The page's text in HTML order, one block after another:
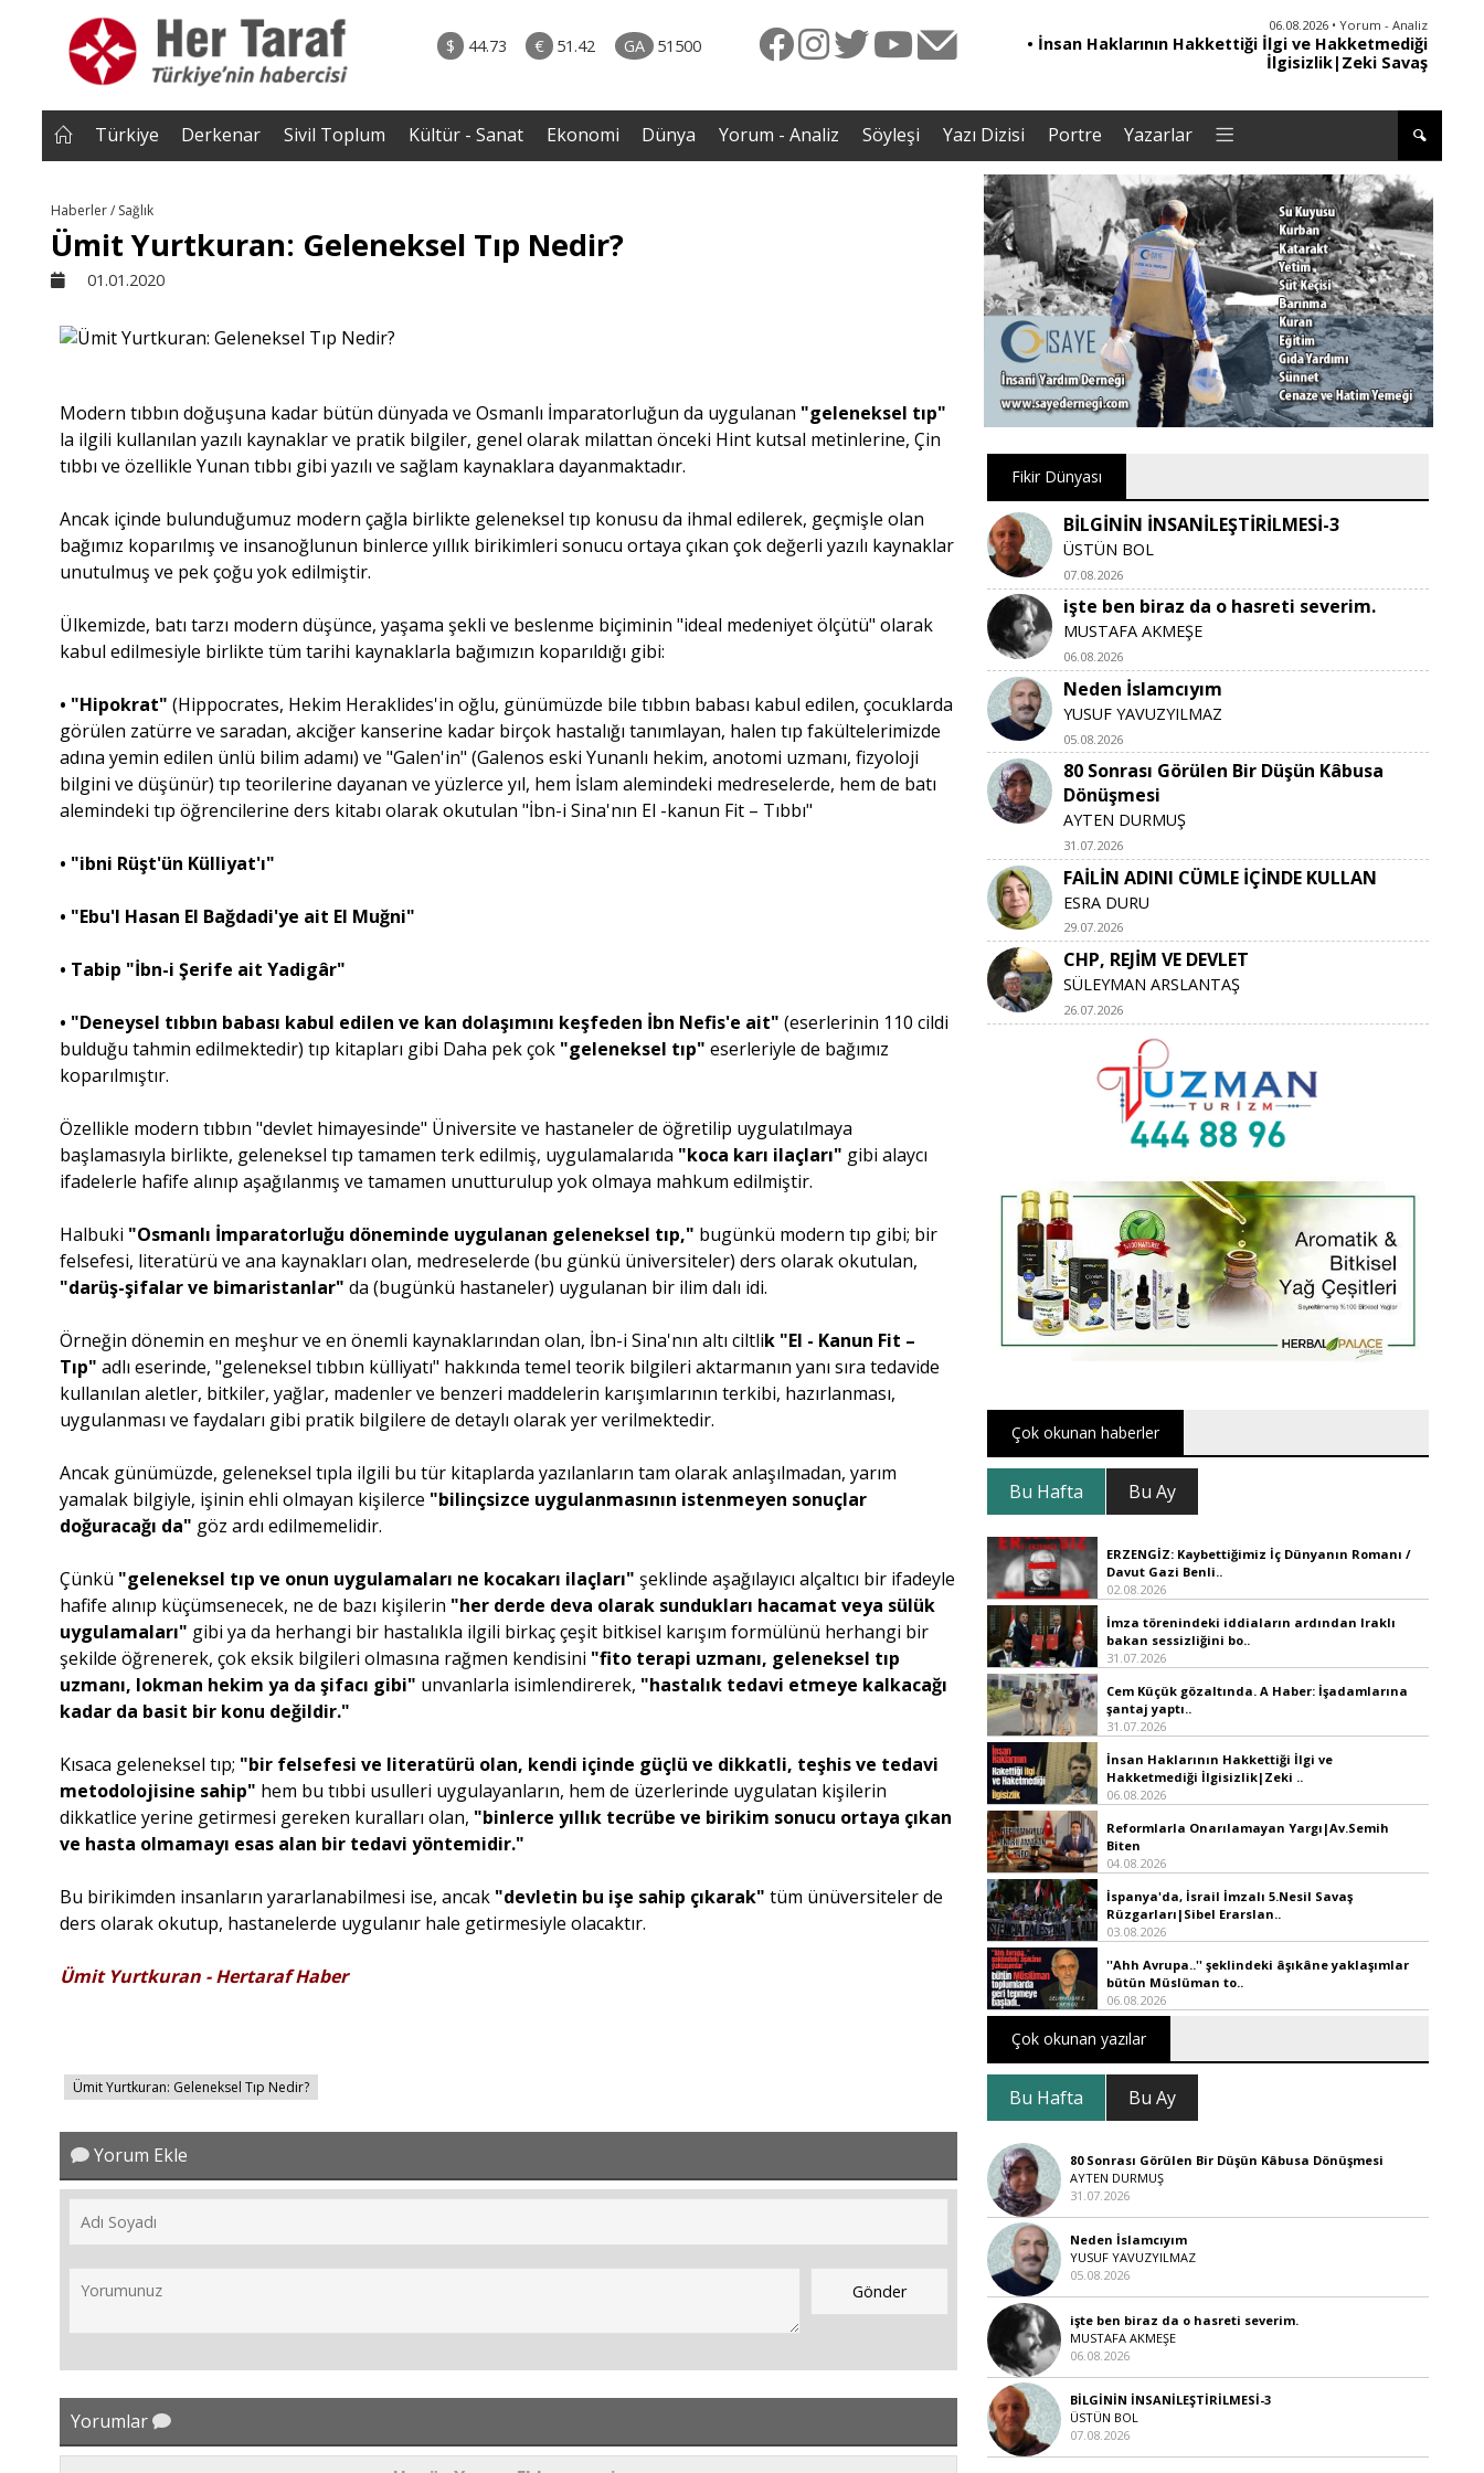
$ 44.73 € 51.42 GA 51500
• ''Ahh Avrupa..'' şeklindeki âşıkâne yaklaşımlar bütün
Müslüman toplumlarda geri tepmeye
başladı..|Selahaddin Eş Çakırgil
06.08.2026 • Yorum - Analiz
• İnsan Haklarının Hakkettiği İlgi ve Hakketmediği
İlgisizlik|Zeki Savaş
06.08.2026 • Dünya
• Sırbistan’dan Theodor Herzl’in babaannesi ile
dedesine devlet töreni
Türkiye Derkenar Sivil Toplum Kültür - Sanat Ekonomi Dünya Yorum - Analiz Söyleşi Yazı Dizisi Portre Yazarlar
Haberler / Sağlık
Ümit Yurtkuran: Geleneksel Tıp Nedir?
01.01.2020
Modern tıbbın doğuşuna kadar bütün dünyada ve Osmanlı İmparatorluğun da uygulanan "geleneksel tıp"
la ilgili kullanılan yazılı kaynaklar ve pratik bilgiler, genel olarak milattan önceki Hint kutsal metinlerine, Çin
tıbbı ve özellikle Yunan tıbbı gibi yazılı ve sağlam kaynaklara dayanmaktadır.
Ancak içinde bulunduğumuz modern çağla birlikte geleneksel tıp konusu da ihmal edilerek, geçmişle olan
bağımız koparılmış ve insanoğlunun binlerce yıllık birikimleri sonucu ortaya çıkan çok değerli yazılı kaynaklar
unutulmuş ve pek çoğu yok edilmiştir.
Ülkemizde, batı tarzı modern düşünce, yaşama şekli ve beslenme biçiminin "ideal medeniyet ölçütü" olarak
kabul edilmesiyle birlikte tüm tarihi kaynaklarla bağımızın koparıldığı gibi:
• "Hipokrat"(Hippocrates, Hekim Heraklides'in oğlu, günümüzde bile tıbbın babası kabul edilen, çocuklarda
görülen zatürre ve saradan, akciğer kanserine kadar birçok hastalığı tanımlayan, halen tıp fakültelerimizde
adına yemin edilen ünlü bilim adamı) ve "Galen'in" (Galenos eski Yunanlı hekim, anotomi uzmanı, fizyoloji
bilgini ve düşünür) tıp teorilerine dayanan ve yüzlerce yıl, hem İslam alemindeki medreselerde, hem de batı
alemindeki tıp öğrencilerine ders kitabı olarak okutulan "İbn-i Sina'nın El -kanun Fit – Tıbbı"
• "ibni Rüşt'ün Külliyat'ı"
• "Ebu'l Hasan El Bağdadi'ye ait El Muğni"
• Tabip "İbn-i Şerife ait Yadigâr"
• "Deneysel tıbbın babası kabul edilen ve kan dolaşımını keşfeden İbn Nefis'e ait" (eserlerinin 110 cildi
bulduğu tahmin edilmektedir) tıp kitapları gibi Daha pek çok "geleneksel tıp" eserleriyle de bağımız
koparılmıştır.
Özellikle modern tıbbın "devlet himayesinde" Üniversite ve hastaneler de öğretilip uygulatılmaya
başlamasıyla birlikte, geleneksel tıp tamamen terk edilmiş, uygulamalarıda "koca karı ilaçları" gibi alaycı
ifadelerle hafife alınıp aşağılanmış ve tamamen unutturulup yok olmaya mahkum edilmiştir.
Halbuki "Osmanlı İmparatorluğu döneminde uygulanan geleneksel tıp," bugünkü modern tıp gibi; bir
felsefesi, literatürü ve ana kaynakları olan, medreselerde (bu günkü üniversiteler) ders olarak okutulan,
"darüş-şifalar ve bimaristanlar"da (bugünkü hastaneler) uygulanan bir ilim dalı idi.
Örneğin dönemin en meşhur ve en önemli kaynaklarından olan, İbn-i Sina'nın altı ciltlik "El - Kanun Fit –
Tıp"adlı eserinde, "geleneksel tıbbın külliyatı" hakkında temel teorik bilgileri aktarmanın yanı sıra tedavide
kullanılan aletler, bitkiler, yağlar, madenler ve benzeri maddelerin karışımlarının terkibi, hazırlanması,
uygulanması ve faydaları gibi pratik bilgilere de detaylı olarak yer verilmektedir.
Ancak günümüzde, geleneksel tıpla ilgili bu tür kitaplarda yazılanların tam olarak anlaşılmadan, yarım
yamalak bilgiyle, işinin ehli olmayan kişilerce "bilinçsizce uygulanmasının istenmeyen sonuçlar
doğuracağı da" göz ardı edilmemelidir.
Çünkü "geleneksel tıp ve onun uygulamaları ne kocakarı ilaçları"şeklinde aşağılayıcı alçaltıcı bir ifadeyle
hafife alınıp küçümsenecek, ne de bazı kişilerin "her derde deva olarak sundukları hacamat veya sülük
uygulamaları" gibi ya da herhangi bir hastalıkla ilgili birkaç çeşit bitkisel karışım formülünü herhangi bir
şekilde öğrenerek, çok eksik bilgileri olmasına rağmen kendisini "fito terapi uzmanı, geleneksel tıp
uzmanı, lokman hekim ya da şifacı gibi" unvanlarla isimlendirerek, "hastalık tedavi etmeye kalkacağı
kadar da basit bir konu değildir."
Kısaca geleneksel tıp; "bir felsefesi ve literatürü olan, kendi içinde güçlü ve dikkatli, teşhis ve tedavi
metodolojisine sahip" hem bu tıbbi usulleri uygulayanların, hem de üzerlerinde uygulatan kişilerin
dikkatlice yerine getirmesi gereken kuralları olan, "binlerce yıllık tecrübe ve birikim sonucu ortaya çıkan
ve hasta olmamayı esas alan bir tedavi yöntemidir."
Bu birikimden insanların yararlanabilmesi ise, ancak "devletin bu işe sahip çıkarak" tüm ünüversiteler de
ders olarak okutup, hastanelerde uygulanır hale getirmesiyle olacaktır.
Ümit Yurtkuran - Hertaraf Haber
Ümit Yurtkuran: Geleneksel Tıp Nedir?
Yorum Ekle
Yorumlar
Fikir Dünyası
BİLGİNİN İNSANİLEŞTİRİLMESİ-3
ÜSTÜN BOL
07.08.2026
işte ben biraz da o hasreti severim.
MUSTAFA AKMEŞE
06.08.2026
Neden İslamcıyım
YUSUF YAVUZYILMAZ
05.08.2026
80 Sonrası Görülen Bir Düşün Kâbusa
Dönüşmesi
AYTEN DURMUŞ
31.07.2026
FAİLİN ADINI CÜMLE İÇİNDE KULLAN
ESRA DURU
29.07.2026
CHP, REJİM VE DEVLET
SÜLEYMAN ARSLANTAŞ
26.07.2026
Çok okunan haberler
Bu Hafta Bu Ay
ERZENGİZ: Kaybettiğimiz İç Dünyanın Romanı /
Davut Gazi Benli..
02.08.2026
İmza törenindeki iddiaların ardından Iraklı
bakan sessizliğini bo..
31.07.2026
Cem Küçük gözaltında. A Haber: İşadamlarına
şantaj yaptı..
31.07.2026
İnsan Haklarının Hakkettiği İlgi ve
Hakketmediği İlgisizlik|Zeki ..
06.08.2026
Reformlarla Onarılamayan Yargı|Av.Semih
Biten
04.08.2026
İspanya'da, İsrail İmzalı 5.Nesil Savaş
Rüzgarları|Sibel Erarslan..
03.08.2026
''Ahh Avrupa..'' şeklindeki âşıkâne yaklaşımlar
bütün Müslüman to..
06.08.2026
Çok okunan yazılar
Bu Hafta Bu Ay
80 Sonrası Görülen Bir Düşün Kâbusa Dönüşmesi
AYTEN DURMUŞ
31.07.2026
Neden İslamcıyım
YUSUF YAVUZYILMAZ
05.08.2026
işte ben biraz da o hasreti severim.
MUSTAFA AKMEŞE
06.08.2026
BİLGİNİN İNSANİLEŞTİRİLMESİ-3
ÜSTÜN BOL
07.08.2026